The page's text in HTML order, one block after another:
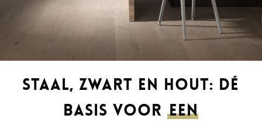
Staal, zwart en hout: dé
basis vooreen